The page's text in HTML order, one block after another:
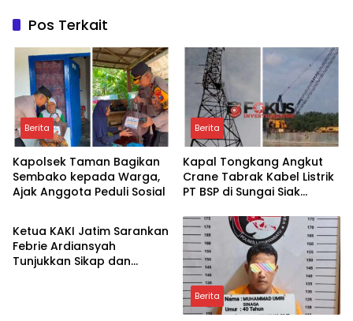
Pos Terkait
Berita
Kapolsek Taman Bagikan
Sembako kepada Warga,
Ajak Anggota Peduli Sosial
Berita
Kapal Tongkang Angkut
Crane Tabrak Kabel Listrik
PT BSP di Sungai Siak
Berita
Ketua KAKI Jatim Sarankan
Febrie Ardiansyah
Tunjukkan Sikap dan
Berita